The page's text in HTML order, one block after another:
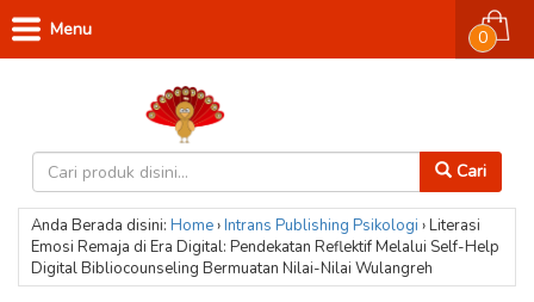
Cari
0
Menu
Anda Berada disini: Home›Intrans Publishing Psikologi ›Literasi
Emosi Remaja di Era Digital: Pendekatan Reflektif Melalui Self-Help
Digital Bibliocounseling Bermuatan Nilai-Nilai Wulangreh